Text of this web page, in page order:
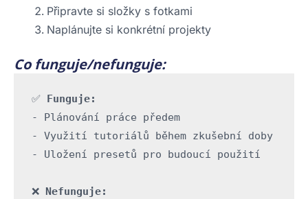
Připravte si složky s fotkami
Naplánujte si konkrétní projekty
Co funguje/nefunguje:
✅ Funguje:
- Plánování práce předem
- Využití tutoriálů během zkušební doby
- Uložení presetů pro budoucí použití
❌
Nefunguje: